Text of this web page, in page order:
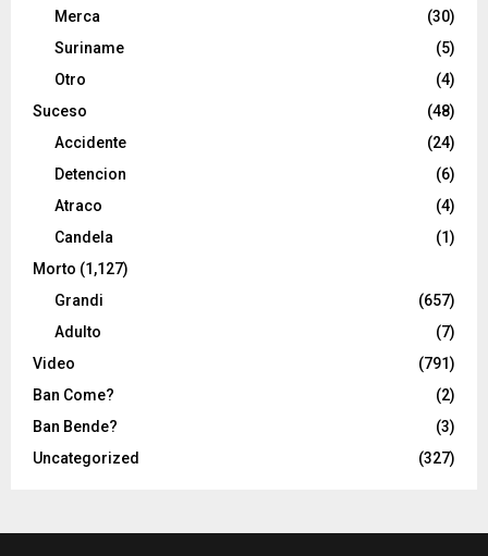
Merca
(30)
Suriname
(5)
Otro
(4)
Suceso
(48)
Accidente
(24)
Detencion
(6)
Atraco
(4)
Candela
(1)
Morto (1,127)
Grandi
(657)
Adulto
(7)
Video
(791)
Ban Come?
(2)
Ban Bende?
(3)
Uncategorized
(327)